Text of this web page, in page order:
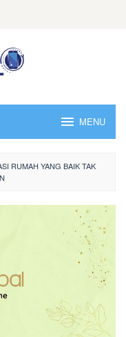
MENU
RUMAH YANG BAIK TAK